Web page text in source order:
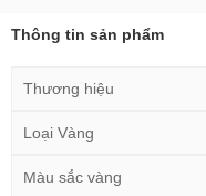
Thông tin sản phẩm
Thương hiệu
Loại Vàng
Màu sắc vàng